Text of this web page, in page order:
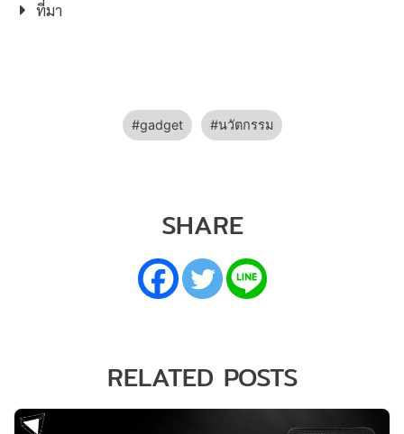
ที่มา
gadget นวัตกรรม
SHARE
RELATED POSTS